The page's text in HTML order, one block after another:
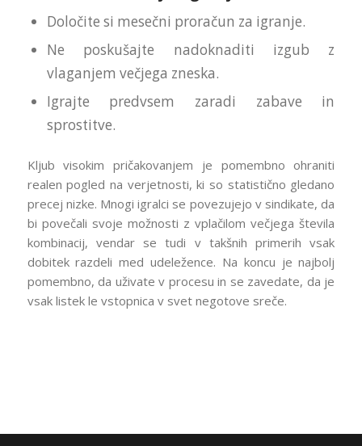
Določite si mesečni proračun za igranje.
Ne poskušajte nadoknaditi izgub z
vlaganjem večjega zneska.
Igrajte predvsem zaradi zabave in
sprostitve.
Kljub visokim pričakovanjem je pomembno ohraniti
realen pogled na verjetnosti, ki so statistično gledano
precej nizke. Mnogi igralci se povezujejo v sindikate, da
bi povečali svoje možnosti z vplačilom večjega števila
kombinacij, vendar se tudi v takšnih primerih vsak
dobitek razdeli med udeležence. Na koncu je najbolj
pomembno, da uživate v procesu in se zavedate, da je
vsak listek le vstopnica v svet negotove sreče.